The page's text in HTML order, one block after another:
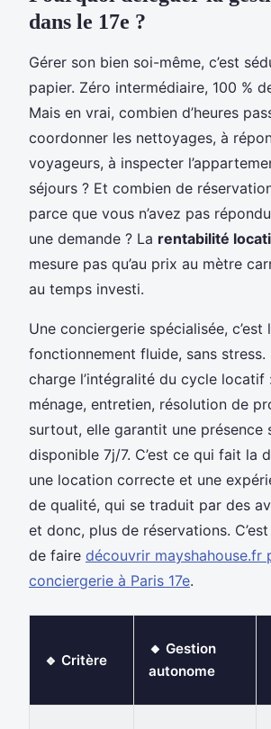
dans le 17e ?
Gérer son bien soi-même, c’est
papier. Zéro intermédiaire, 100 %
Mais en vrai, combien d’heures
coordonner les nettoyages, à
voyageurs, à inspecter
séjours ? Et combien de
parce que vous n’avez pas
une demande ? La rentabilité
mesure pas qu’au prix au mètre
au temps investi.
Une conciergerie spécialisée, c’est
fonctionnement fluide, sans stress.
charge l’intégralité du cycle locatif
ménage, entretien, résolution de
surtout, elle garantit une présence
disponible 7j/7. C’est ce qui fait la
une location correcte et une
de qualité, qui se traduit par des
et donc, plus de réservations.
de faire découvrir mayshahouse.fr
conciergerie à Paris 17e.
🔹 Critère
🔸 Gestion
autonome